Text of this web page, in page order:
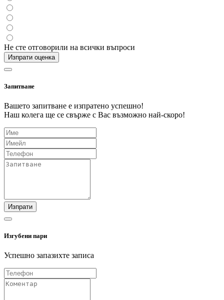
Не сте отговорили на всички въпроси
Изпрати оценка
Запитване
Вашето запитване е изпратено успешно!
Наш колега ще се свърже с Вас възможно най-скоро!
Изпрати
Изгубени пари
Успешно запазихте записа